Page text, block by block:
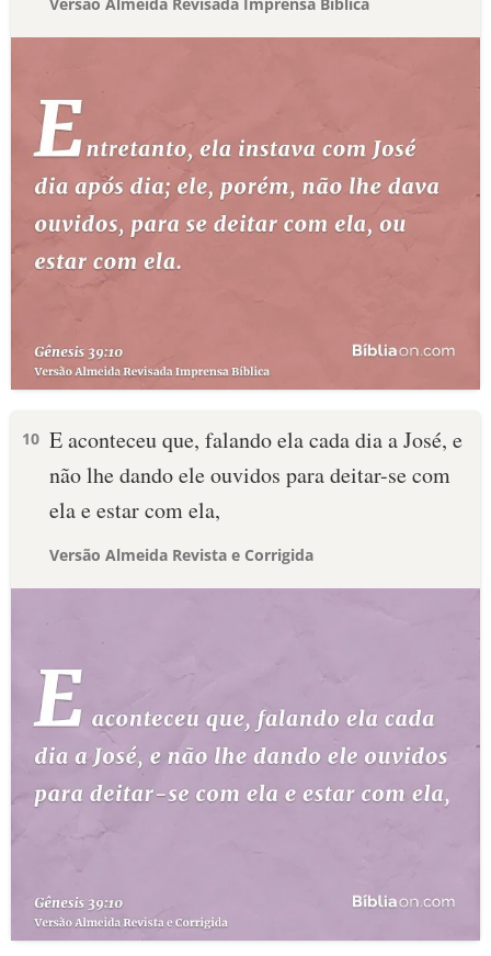
10 E aconteceu que, falando ela cada dia a José, e
não lhe dando ele ouvidos para deitar-se com
ela e estar com ela,
Versão Almeida Revista e Corrigida